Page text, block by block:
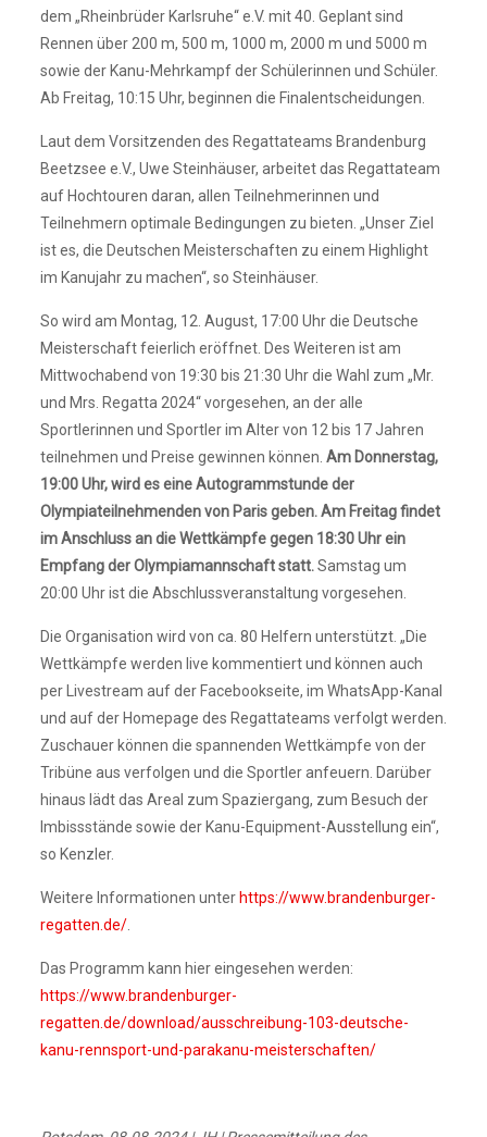
dem „Rheinbrüder Karlsruhe“ e.V. mit 40. Geplant sind
Rennen über 200 m, 500 m, 1000 m, 2000 m und 5000 m
sowie der Kanu-Mehrkampf der Schülerinnen und Schüler.
Ab Freitag, 10:15 Uhr, beginnen die Finalentscheidungen.
Laut dem Vorsitzenden des Regattateams Brandenburg
Beetzsee e.V., Uwe Steinhäuser, arbeitet das Regattateam
auf Hochtouren daran, allen Teilnehmerinnen und
Teilnehmern optimale Bedingungen zu bieten. „Unser Ziel
ist es, die Deutschen Meisterschaften zu einem Highlight
im Kanujahr zu machen“, so Steinhäuser.
So wird am Montag, 12. August, 17:00 Uhr die Deutsche
Meisterschaft feierlich eröffnet. Des Weiteren ist am
Mittwochabend von 19:30 bis 21:30 Uhr die Wahl zum „Mr.
und Mrs. Regatta 2024“ vorgesehen, an der alle
Sportlerinnen und Sportler im Alter von 12 bis 17 Jahren
teilnehmen und Preise gewinnen können. Am Donnerstag,
19:00 Uhr, wird es eine Autogrammstunde der
Olympiateilnehmenden von Paris geben.Am Freitag findet
im Anschluss an die Wettkämpfe gegen 18:30 Uhr ein
Empfang der Olympiamannschaft statt.Samstag um
20:00 Uhr ist die Abschlussveranstaltung vorgesehen.
Die Organisation wird von ca. 80 Helfern unterstützt. „Die
Wettkämpfe werden live kommentiert und können auch
per Livestream auf der Facebookseite, im WhatsApp-Kanal
und auf der Homepage des Regattateams verfolgt werden.
Zuschauer können die spannenden Wettkämpfe von der
Tribüne aus verfolgen und die Sportler anfeuern. Darüber
hinaus lädt das Areal zum Spaziergang, zum Besuch der
Imbissstände sowie der Kanu-Equipment-Ausstellung ein“,
so Kenzler.
Weitere Informationen unter https://www.brandenburger-
regatten.de/.
Das Programm kann hier eingesehen werden:
https://www.brandenburger-
regatten.de/download/ausschreibung-103-deutsche-
kanu-rennsport-und-parakanu-meisterschaften/